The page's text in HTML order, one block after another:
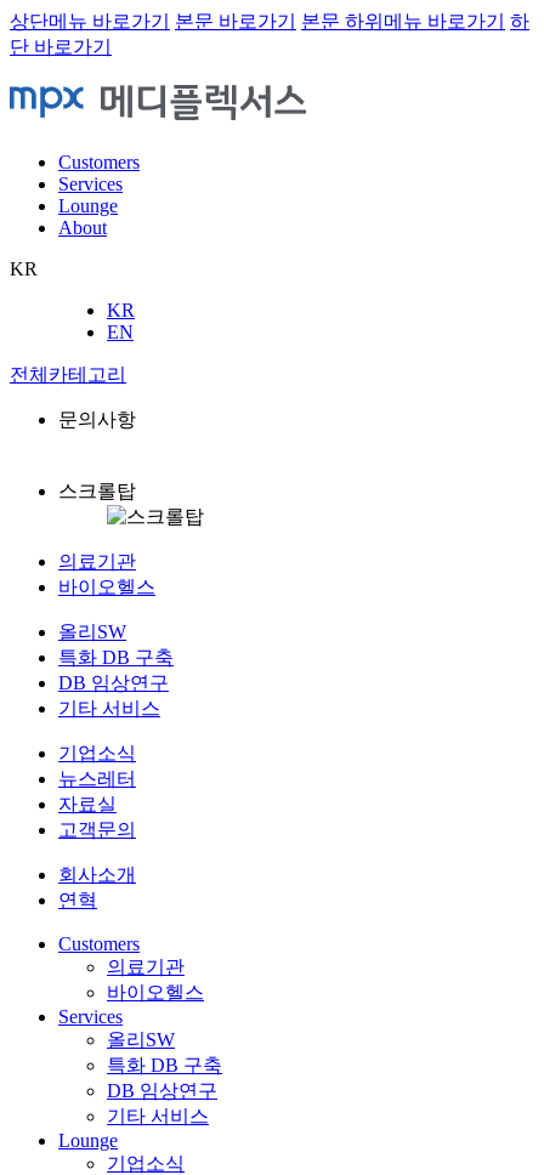
상단메뉴 바로가기 본문 바로가기 본문 하위메뉴 바로가기
하
단 바로가기
Customers
Services
Lounge
About
KR
KR
EN
전체카테고리
문의사항
스크롤탑
의료기관
바이오헬스
올리SW
특화 DB 구축
DB 임상연구
기타 서비스
기업소식
뉴스레터
자료실
고객문의
회사소개
연혁
Customers
의료기관
바이오헬스
Services
올리SW
특화 DB 구축
DB 임상연구
기타 서비스
Lounge
기업소식